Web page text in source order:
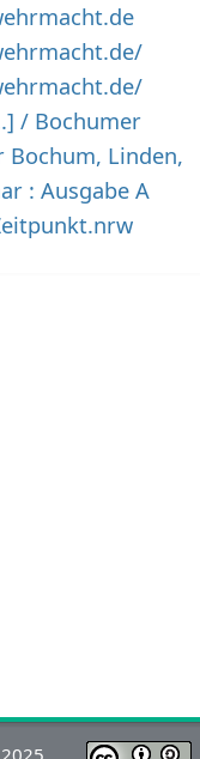
/ Bochumer
Bochum, Linden,
: Ausgabe A